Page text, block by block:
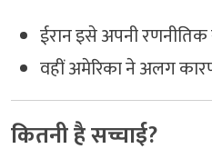
ईरान इसे अपनी
वहीं अमेरिका ने अलग
कितनी है सच्चाई?